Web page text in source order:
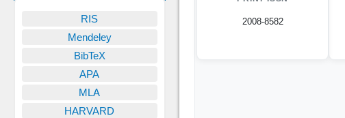
2008-8582
RIS
Mendeley
BibTeX
APA
MLA
HARVARD